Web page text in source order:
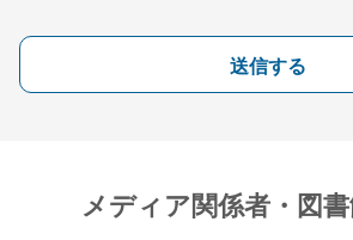
送信する
メディア関係者・図